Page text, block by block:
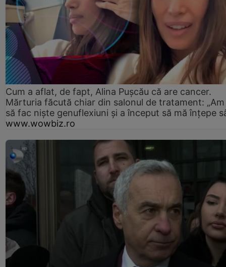
Cum a aflat, de fapt, Alina Pușcău că are cancer.
Mărturia făcută chiar din salonul de tratament:
să fac niște genuflexiuni și a început să mă înțepe
www.wowbiz.ro